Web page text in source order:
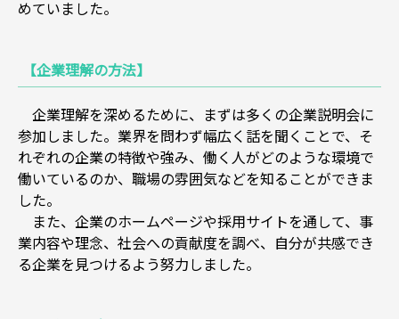
めていました。
【企業理解の方法】
企業理解を深めるために、まずは多くの企業説明会に
参加しました。業界を問わず幅広く話を聞くことで、そ
れぞれの企業の特徴や強み、働く人がどのような環境で
働いているのか、職場の雰囲気などを知ることができま
した。
また、企業のホームページや採用サイトを通して、事
業内容や理念、社会への貢献度を調べ、自分が共感でき
る企業を見つけるよう努力しました。